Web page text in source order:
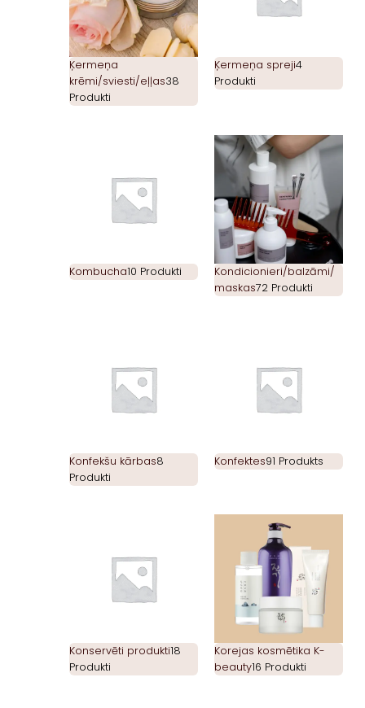
Ķermeņa
krēmi/sviesti/eļļas38
Produkti
Ķermeņa spreji4
Produkti
Kombucha10 Produkti
Kondicionieri/balzāmi/
maskas72 Produkti
Konfekšu kārbas8
Produkti
Konfektes91 Produkts
Konservēti produkti18
Produkti
Korejas kosmētika K-
beauty16 Produkti